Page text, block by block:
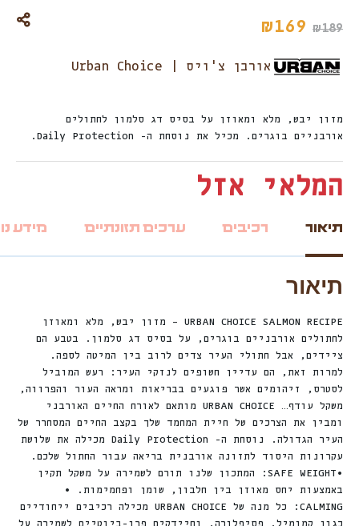
₪189
₪169
אורבן צ'ויס | Urban Choice
מזון יבש, מלא ומאוזן על בסיס דג סלמון לחתולים
אורבניים בוגרים. מכיל את נוסחת ה- Daily Protection.
המלאי אזל
תיאור רכיבים ערכים תזונתיים מידע
תיאור
URBAN CHOICE SALMON RECIPE – מזון יבש, מלא ומאוזן
לחתולים אורבניים בוגרים, על בסיס דג סלמון. בטבע הם
ציידים, אבל חתולי העיר צדים לרוב בין המיטה לספה.
למרות זאת, הם עדיין חשופים לנזקי העיר: רעש המוביל
לסטרס, זיהומים אשר פוגעים בבריאות ומראה העור והפרווה,
משקל עודף… URBAN CHOICE מותאם לאורח החיים האורבני
ומבין את הצרכים של חיית המחמד שלך בקצב החיים המסחרר של
העיר הגדולה. נוסחת ה- Daily Protection מכילה את שלושת
עקרונות היסוד לתזונה אורבנית בריאה עבור החתול שלכם.
•SAFE WEIGHT: המתכון שלנו תורם לשמירה על משקל תקין
באמצעות יחס מאוזן בין חלבון, שומן ופחמימות. •
CALMING: כל מנה של URBAN CHOICE מכילה רכיבים ייחודיים
כגון קמומיל, פסיפלורה, וחיידקים פרו-ביוטיים לשמירה על